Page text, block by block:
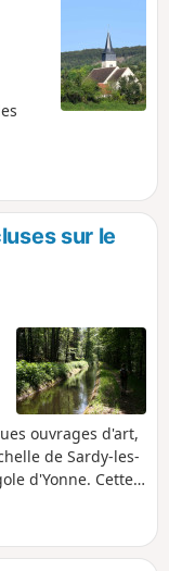
le
sur le
ouvrages d'art,
de Sardy-les-
d'Yonne. Cette
total sur un peu
du canal,